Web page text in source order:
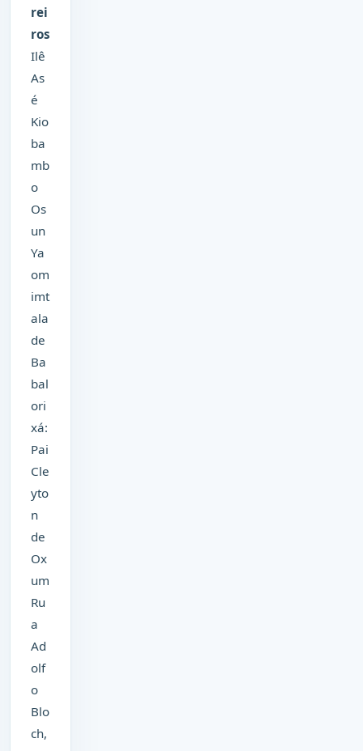
rei
ros
Ilê
As
é
Kio
ba
mb
o
Os
un
Ya
om
imt
ala
de
Ba
bal
ori
xá:
Pai
Cle
yto
n
de
Ox
um
Ru
a
Ad
olf
o
Blo
ch,